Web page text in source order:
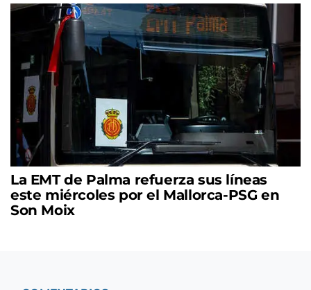
La EMT de Palma refuerza sus líneas
este miércoles por el Mallorca-PSG en
Son Moix